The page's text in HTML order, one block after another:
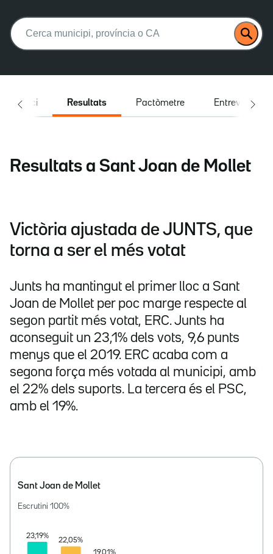
Buscar:
Inici Resultats Pactòmetre Entrevistes
Resultats a Sant Joan de Mollet
Victòria ajustada de JUNTS, que
torna a ser el més votat
Junts ha mantingut el primer lloc a Sant
Joan de Mollet per poc marge respecte al
segon partit més votat, ERC. Junts ha
aconseguit un 23,1% dels vots, 9,6 punts
menys que el 2019. ERC acaba com a
segona força més votada al municipi, amb
el 22% dels suports. La tercera és el PSC,
amb el 19%.
Sant Joan de Mollet
Escrutini 100%